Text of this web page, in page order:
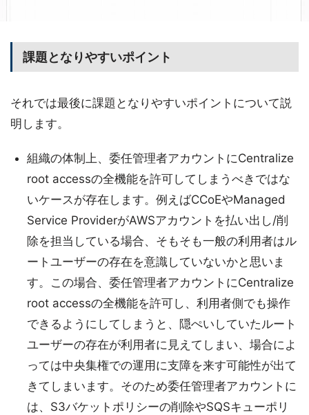
課題となりやすいポイント
それでは最後に課題となりやすいポイントについて説
明します。
組織の体制上、委任管理者アカウントにCentralize
root accessの全機能を許可してしまうべきではな
いケースが存在します。例えばCCoEやManaged
Service ProviderがAWSアカウントを払い出し/削
除を担当している場合、そもそも一般の利用者はル
ートユーザーの存在を意識していないかと思いま
す。この場合、委任管理者アカウントにCentralize
root accessの全機能を許可し、利用者側でも操作
できるようにしてしまうと、隠ぺいしていたルート
ユーザーの存在が利用者に見えてしまい、場合によ
っては中央集権での運用に支障を来す可能性が出て
きてしまいます。そのため委任管理者アカウントに
は、S3バケットポリシーの削除やSQSキューポリ